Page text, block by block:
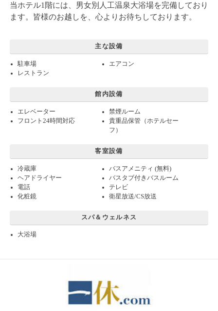
当ホテル1階には、男女別人工温泉大浴場を完備しており
ます。皆様のお越しを、心よりお待ちしております。
主な設備
駐車場
エアコン
レストラン
館内設備
エレベーター
禁煙ルーム
フロント24時間対応
貴重品保管（ホテルセー
フ）
客室設備
冷蔵庫
バスアメニティ (無料)
ヘアドライヤー
バスタブ付きバスルーム
電話
テレビ
化粧鏡
衛星放送/CS放送
スパ＆ウェルネス
大浴場